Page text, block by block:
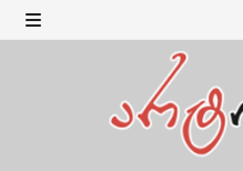
Skip
to MENU